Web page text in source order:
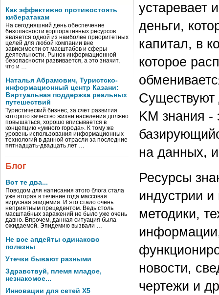
Как эффективно противостоять
кибератакам
На сегодняшний день обеспечение
безопасности корпоративных ресурсов
является одной из наиболее приоритетных
целей для любой компании вне
зависимости от масштабов и сферы
деятельности. Рынок информационной
безопасности развивается, а это значит,
что и …
Наталья Абрамович, Туристско-
информационный центр Казани:
Виртуальная поддержка реальных
путешествий
Туристический бизнес, за счет развития
которого качество жизни населения должно
повышаться, хорошо вписывается в
концепцию «умного города». К тому же
уровень использования информационных
технологий в данной отрасли за последние
пятнадцать-двадцать лет …
Блог
Вот те два...
Поводом для написания этого блога стала
уже вторая в течение года массовая
вирусная эпидемия. И это стало очень
неприятным прецедентом. Ведь столь
масштабных заражений не было уже очень
давно. Впрочем, данная ситуация была
ожидаемой. Эпидемию вызвали …
Не все апдейты одинаково
полезны
Утечки бывают разными
Здравствуй, племя младое,
незнакомое...
Инновации для сетей X5
устаревает
деньги,
капитал, в
которое
Существуют
KM знания
на данных,
Ресурсы
индустрии
методики,
новости,
чертежи и